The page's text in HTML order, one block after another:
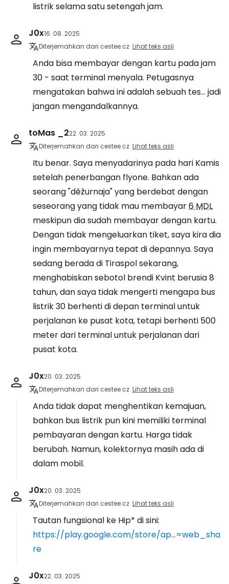
listrik selama satu setengah jam.
J0x16. 08. 2025
Diterjemahkan dari cestee.cz Lihat teks asli
Anda bisa membayar dengan kartu pada jam
30 - saat terminal menyala. Petugasnya
mengatakan bahwa ini adalah sebuah tes... jadi
jangan mengandalkannya.
toMas _222. 03. 2025
Diterjemahkan dari cestee.cz Lihat teks asli
Itu benar. Saya menyadarinya pada hari Kamis
setelah penerbangan flyone. Bahkan ada
seorang "děžurnaja" yang berdebat dengan
seseorang yang tidak mau membayar6 MDL
meskipun dia sudah membayar dengan kartu.
Dengan tidak mengeluarkan tiket, saya kira dia
ingin membayarnya tepat di depannya. Saya
sedang berada di Tiraspol sekarang,
menghabiskan sebotol brendi Kvint berusia 8
tahun, dan saya tidak mengerti mengapa bus
listrik 30 berhenti di depan terminal untuk
perjalanan ke pusat kota, tetapi berhenti 500
meter dari terminal untuk perjalanan dari
pusat kota.
J0x20. 03. 2025
Diterjemahkan dari cestee.cz Lihat teks asli
Anda tidak dapat menghentikan kemajuan,
bahkan bus listrik pun kini memiliki terminal
pembayaran dengan kartu. Harga tidak
berubah. Namun, kolektornya masih ada di
dalam mobil.
J0x20. 03. 2025
Diterjemahkan dari cestee.cz Lihat teks asli
Tautan fungsional ke Hip* di sini:
https://play.google.com/store/ap...=web_sha
re
J0x22. 03. 2025